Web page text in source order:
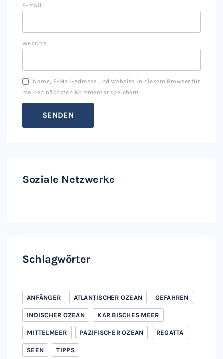
E-mail
Website
Name, E-Mail-Adresse und Website in diesem Browser für
meinen nächsten Kommentar speichern.
Soziale Netzwerke
Schlagwörter
ANFÄNGER ATLANTISCHER OZEAN GEFAHREN
INDISCHER OZEAN KARIBISCHES MEER
MITTELMEER PAZIFISCHER OZEAN REGATTA
SEEN TIPPS